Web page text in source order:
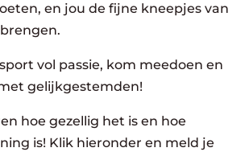
en jou de fijne kneepjes van
vol passie, kom meedoen en
gelijkgestemden!
hoe gezellig het is en hoe
is! Klik hieronder en meld je